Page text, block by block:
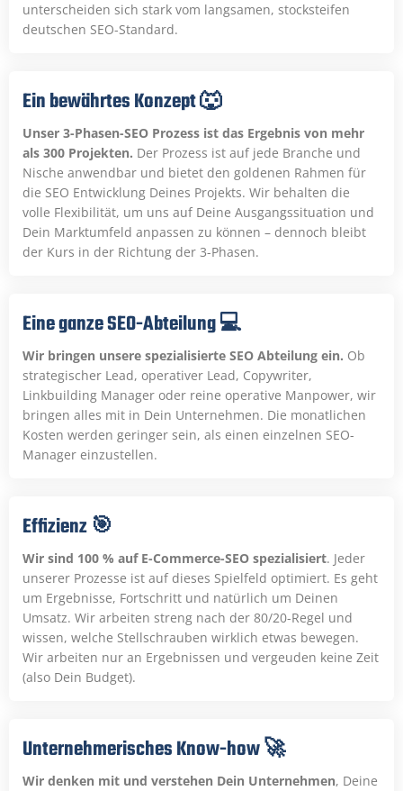
unterscheiden sich stark vom langsamen, stocksteifen
deutschen SEO-Standard.
Ein bewährtes Konzept 🐺
Unser 3-Phasen-SEO Prozess ist das Ergebnis von mehr
als 300 Projekten. Der Prozess ist auf jede Branche und
Nische anwendbar und bietet den goldenen Rahmen für
die SEO Entwicklung Deines Projekts. Wir behalten die
volle Flexibilität, um uns auf Deine Ausgangssituation und
Dein Marktumfeld anpassen zu können – dennoch bleibt
der Kurs in der Richtung der 3-Phasen.
Eine ganze SEO-Abteilung 💻
Wir bringen unsere spezialisierte SEO Abteilung ein. Ob
strategischer Lead, operativer Lead, Copywriter,
Linkbuilding Manager oder reine operative Manpower, wir
bringen alles mit in Dein Unternehmen. Die monatlichen
Kosten werden geringer sein, als einen einzelnen SEO-
Manager einzustellen.
Effizienz 🎯
Wir sind 100 % auf E-Commerce-SEO spezialisiert. Jeder
unserer Prozesse ist auf dieses Spielfeld optimiert. Es geht
um Ergebnisse, Fortschritt und natürlich um Deinen
Umsatz. Wir arbeiten streng nach der 80/20-Regel und
wissen, welche Stellschrauben wirklich etwas bewegen.
Wir arbeiten nur an Ergebnissen und vergeuden keine Zeit
(also Dein Budget).
Unternehmerisches Know-how 🚀
Wir denken mit und verstehen Dein Unternehmen, Deine